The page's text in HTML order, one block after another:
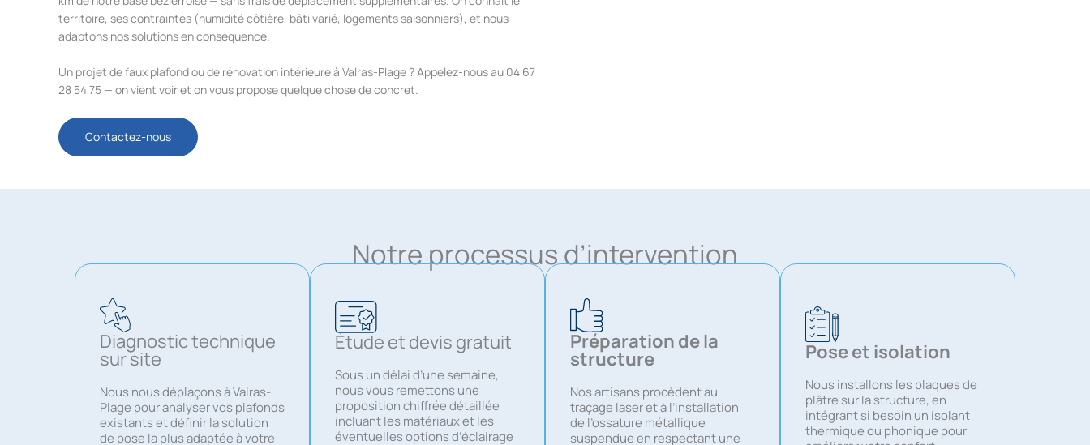
territoire, ses contraintes (humidité côtière, bâti varié, logements saisonniers), et nous
adaptons nos solutions en conséquence.
Un projet de faux plafond ou de rénovation intérieure à Valras-Plage ? Appelez-nous au 04 67
28 54 75 — on vient voir et on vous propose quelque chose de concret.
Contactez-nous
Notre processus d’intervention
Diagnostic technique
sur site
Nous nous déplaçons à Valras-
Plage pour analyser vos plafonds
existants et définir la solution
de pose la plus adaptée à votre
Étude et devis gratuit
Sous un délai d’une semaine,
nous vous remettons une
proposition chiffrée détaillée
incluant les matériaux et les
éventuelles options d’éclairage
Préparation de la
structure
Nos artisans procèdent au
traçage laser et à l’installation
de l’ossature métallique
suspendue en respectant une
Pose et isolation
Nous installons les plaques de
plâtre sur la structure, en
intégrant si besoin un isolant
thermique ou phonique pour